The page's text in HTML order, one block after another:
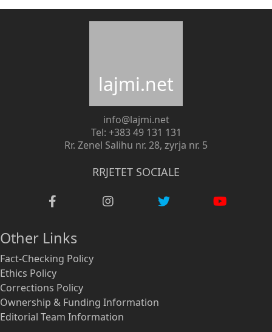
lajmi.net
info@lajmi.net
Tel: +383 49 131 131
Rr. Zenel Salihu nr. 28, zyrja nr. 5
RRJETET SOCIALE
Other Links
Fact-Checking Policy
Ethics Policy
Corrections Policy
Ownership & Funding Information
Editorial Team Information